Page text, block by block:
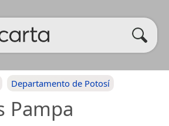
Departamento de Potosí
Pampa